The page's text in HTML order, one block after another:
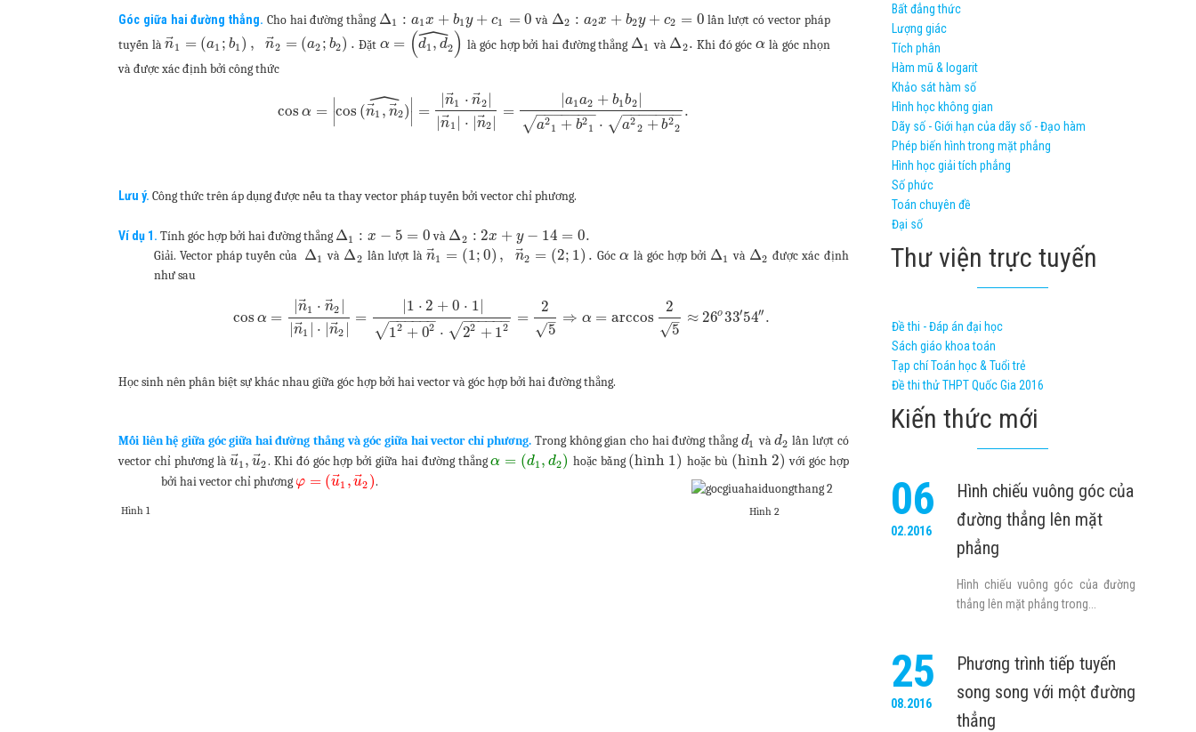
Góc giữa hai đường thẳng. Cho hai đường thẳng Δ1 : a1x + b1y + c1 = 0 và Δ2 : a2x + b2y + c2 = 0 lần lượt có vector pháp
tuyến làn⃗1 = (a1 ; b1 ) , n⃗2 = (a2 ; b2) . Đặt α = (d1 , d
ˆ2 ) là góc hợp bởi hai đường thẳng Δ1 và Δ2. Khi đó gócα là góc nhọn
và được xác định bởi công thức
cos α = ∣
∣cos (n⃗1 , n⃗2)
ˆ ∣
∣ =
|n⃗1 ⋅ n⃗2 |
|n⃗1 | ⋅ |n⃗2 |
=
|a1 a2 + b1 b2 |
a2
1 + b2
1
− −
−−−−−
√ ⋅ a2
2 + b2
2
− −
−−−−−
√
.
Lưu ý. Công thức trên áp dụng được nếu ta thay vector pháp tuyến bởi vector chỉ phương.
Ví dụ 1. Tính góc hợp bởi hai đường thẳng Δ1 : x − 5 = 0và Δ2 : 2x + y − 14 = 0.
Giải. Vector pháp tuyến của Δ1 và Δ2 lần lượt là n⃗1 = (1; 0) , n⃗2 = (2; 1) . Gócα là góc hợp bởi Δ1 và Δ2 được xác định
như sau
cos α =
n⃗1 ⋅ n⃗2
|n⃗1 ⋅ |n⃗2
=
1 ⋅ 2 + 0 ⋅ 1
12 + 02
− −
−−−−
√ ⋅ 22 + 12
− −
−−−−
√
=
2
5
–
√
⇒ α = arccos
2
5
–
√
≈ 26o33′54′′ .
Học sinh nên phân biệt sự khác nhau giữa góc hợp bởi hai vector và góc hợp bởi hai đường thẳng.
Mối liên hệ giữa góc giữa hai đường thẳng và góc giữa hai vector chỉ phương.Trong không gian cho hai đường thẳng d1 vàd2 lần lượt có
vector chỉ phương làu⃗1 , u⃗2. Khi đó góc hợp bởi giữa hai đường thẳngα = (d1 , d2) hoặc bằng (hình 1) hoặc bù (hình 2) với góc hợp
bởi hai vector chỉ phươngφ = (u⃗1 , u⃗2 ).
Hình 1 Hình 2
Bất đẳng thức
Lượng giác
Tích phân
Hàm mũ & logarit
Khảo sát hàm số
Hình học không gian
Dãy số - Giới hạn của dãy số - Đạo hàm
Phép biến hình trong mặt phẳng
Hình học giải tích phẳng
Số phức
Toán chuyên đề
Đại số
Thư viện trực tuyến
Đề thi - Đáp án đại học
Sách giáo khoa toán
Tạp chí Toán học & Tuổi trẻ
Đề thi thử THPT Quốc Gia 2016
Kiến thức mới
06
02.2016
Hình chiếu vuông góc của
đường thẳng lên mặt
phẳng
Hình chiếu vuông góc của đường
thẳng lên mặt phẳng trong...
25
08.2016
Phương trình tiếp tuyến
song song với một đường
thẳng